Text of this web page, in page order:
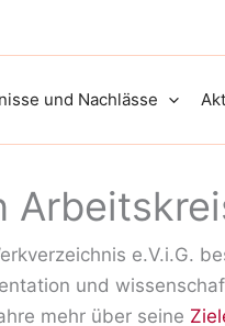
und Nachlässe
e.V.i.G.
und
mehr über seine